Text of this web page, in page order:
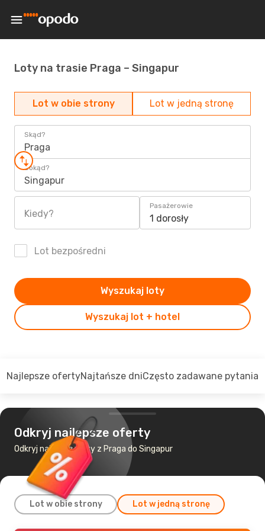
Loty na trasie Praga – Singapur
Lot w obie strony Lot w jedną stronę
Skąd?
Praga
Dokąd?
Singapur
Kiedy?
Pasażerowie
1 dorosły
Lot bezpośredni
Wyszukaj lot + hotel
Wyszukaj loty
Najlepsze ofertyNajtańsze dniCzęsto zadawane pytania
Odkryj najlepsze oferty
Odkryj najtańsze loty z Praga do Singapur
Lot w obie strony Lot w jedną stronę